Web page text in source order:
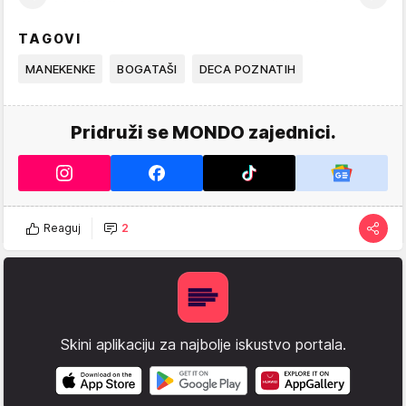
TAGOVI
MANEKENKE BOGATAŠI DECA POZNATIH
Pridruži se MONDO zajednici.
Reaguj 2
Skini aplikaciju za najbolje iskustvo portala.